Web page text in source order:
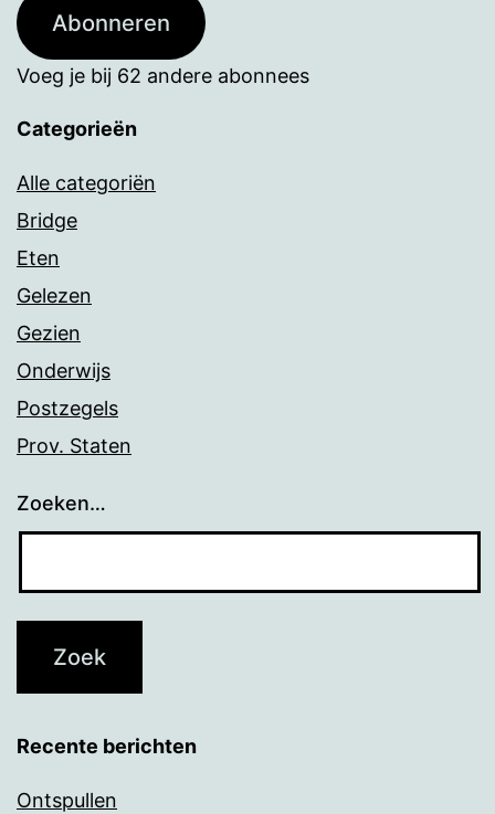
Abonneren
Voeg je bij 62 andere abonnees
Categorieën
Alle categoriën
Bridge
Eten
Gelezen
Gezien
Onderwijs
Postzegels
Prov. Staten
Zoeken…
Recente berichten
Ontspullen